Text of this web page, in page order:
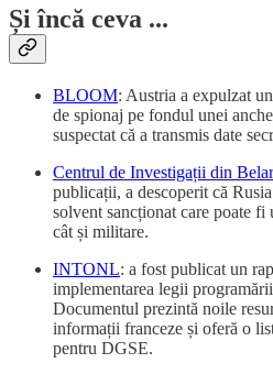
Și încă ceva ...
BLOOM: Austria a expulzat
de spionaj pe fondul unei
suspectat că a transmis date
Centrul de Investigații din
publicații, a descoperit că
solvent sancționat care poate
cât și militare.
INTONL: a fost publicat un
implementarea legii
Documentul prezintă noile
informații franceze și oferă o
pentru DGSE.